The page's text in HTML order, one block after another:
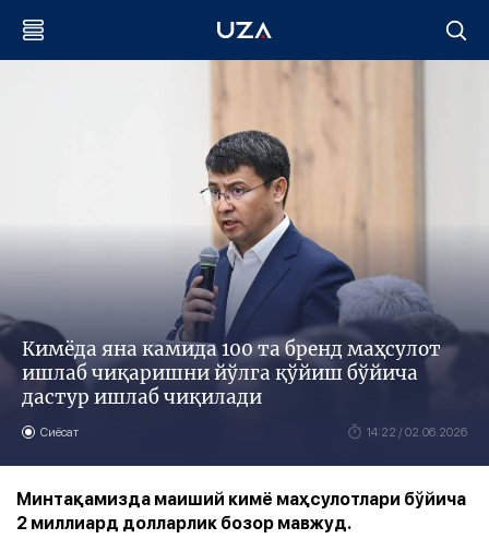
Кимёда яна камида 100 та бренд маҳсулот
ишлаб чиқаришни йўлга қўйиш бўйича
дастур ишлаб чиқилади
Сиёсат 14:22 / 02.06.2026
Минтақамизда маиший кимё маҳсулотлари бўйича
2 миллиард долларлик бозор мавжуд.